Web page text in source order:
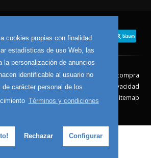
cookies propias con finalidad
estadísticas de uso Web, las
la personalización de anuncios
identificable al usuario no
carácter personal de los
Términos y condiciones
Rechazar Configurar
Aviso Legal
Condiciones de compra
Política de devolución
Política de Privacidad
Política de Cookies
Sitemap